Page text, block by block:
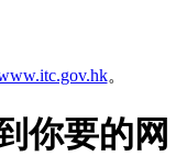
。
你要的网